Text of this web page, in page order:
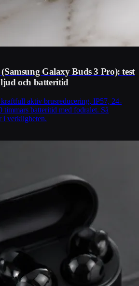
Galaxy Buds 3 Pro): test
och batteritid
aktiv brusreducering, IP57, 24-
batteritid med fodralet. Så
i verkligheten.